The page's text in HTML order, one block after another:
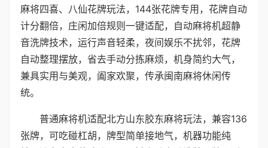
麻将四喜、八仙花牌玩法，144张花牌专用，花牌自动
计分翻倍，庄闲加倍规则一键适配，自动麻将机超静
音洗牌技术，运行声音轻柔，夜间娱乐不扰邻，花牌
自动整理摆放，省去手动分拣麻烦，机身简约大气，
兼具实用与美观，阖家欢聚，传承闽南麻将休闲传
统。
普通麻将机适配北方山东胶东麻将玩法，兼容136
张牌，可吃碰杠胡，牌型简单接地气，机器功能纯